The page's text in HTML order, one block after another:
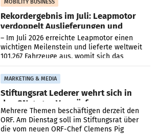
MOBILITY BUSINESS
Rekordergebnis im Juli: Leapmotor
verdoppelt Auslieferungen und
überschreitet die 100.000er-Marke
– Im Juli 2026 erreichte Leapmotor einen
wichtigen Meilenstein und lieferte weltweit
101.267 Fahrzeuge aus, womit sich das
Ergebnis gegenüber Juli 2025 mehr als
verdoppelte (+102
MARKETING & MEDIA
Stiftungsrat Lederer wehrt sich in
den SN gegen Vorwürfe
Mehrere Themen beschäftigen derzeit den
ORF. Am Dienstag soll im Stiftungsrat über
die vom neuen ORF-Chef Clemens Pig